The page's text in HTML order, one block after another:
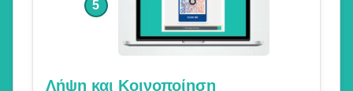
5
Λήψη και Κοινοποίηση